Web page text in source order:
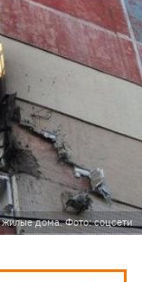
дома. Фото: соцсети